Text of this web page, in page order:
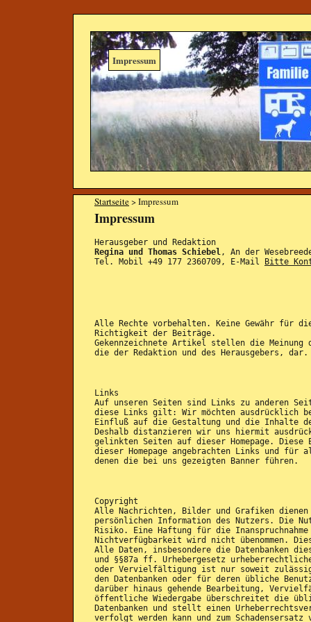
Impressum
Startseite> Impressum
Impressum
Herausgeber und Redaktion
Regina und Thomas Schiebel, An der
Tel. Mobil +49 177 2360709, E-Mail
Bitte
Alle Rechte vorbehalten. Keine Gewähr für
Richtigkeit der Beiträge.
Gekennzeichnete Artikel stellen die Meinung
die der Redaktion und des Herausgebers, dar.
Links
Auf unseren Seiten sind Links zu anderen
diese Links gilt: Wir möchten ausdrücklich
Einfluß auf die Gestaltung und die Inhalte
Deshalb distanzieren wir uns hiermit
gelinkten Seiten auf dieser Homepage.
dieser Homepage angebrachten Links und
denen die bei uns gezeigten Banner führen.
Copyright
Alle Nachrichten, Bilder und Grafiken
persönlichen Information des Nutzers. Die
Risiko. Eine Haftung für die
Nichtverfügbarkeit wird nicht übenommen.
Alle Daten, insbesondere die Datenbanken
und §§87a ff. Urhebergesetz
oder Vervielfältigung ist nur soweit
den Datenbanken oder für deren übliche
darüber hinaus gehende Bearbeitung,
öffentliche Wiedergabe überschreitet die
Datenbanken und stellt einen
verfolgt werden kann und zum